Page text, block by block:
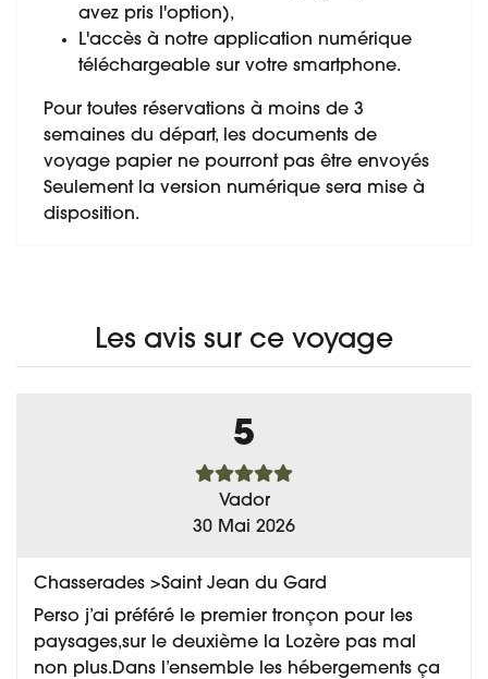
avez pris l'option),
L'accès à notre application numérique
téléchargeable sur votre smartphone.
Pour toutes réservations à moins de 3
semaines du départ, les documents de
voyage papier ne pourront pas être envoyés
Seulement la version numérique sera mise à
disposition.
Les avis sur ce voyage
5
Vador
30 Mai 2026
Chasserades >Saint Jean du Gard
Perso j’ai préféré le premier tronçon pour les
paysages,sur le deuxième la Lozère pas mal
non plus.Dans l’ensemble les hébergements ça